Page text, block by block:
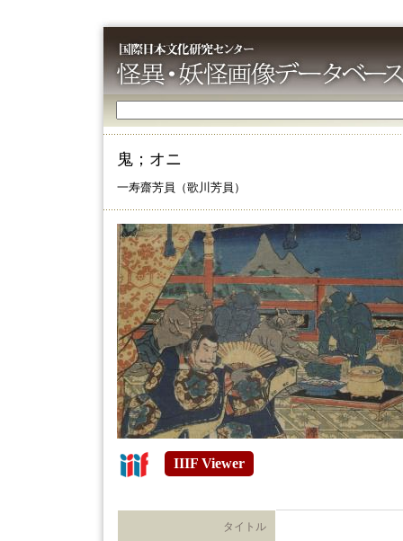
鬼；オニ
一寿齋芳員（歌川芳員）
IIIF Viewer
タイトル